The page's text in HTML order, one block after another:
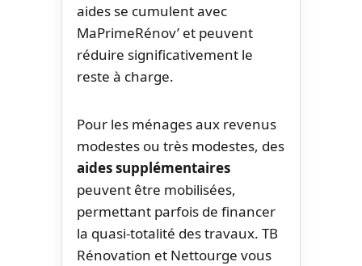
aides se cumulent avec
MaPrimeRénov’ et peuvent
réduire significativement le
reste à charge.
Pour les ménages aux revenus
modestes ou très modestes, des
aides supplémentaires
peuvent être mobilisées,
permettant parfois de financer
la quasi-totalité des travaux. TB
Rénovation et Nettourge vous